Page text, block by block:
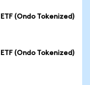
(Ondo Tokenized)
(Ondo Tokenized)